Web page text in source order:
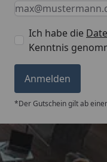
Ich habe die
Kenntnis
Anmelden
*Der Gutschein gilt ab